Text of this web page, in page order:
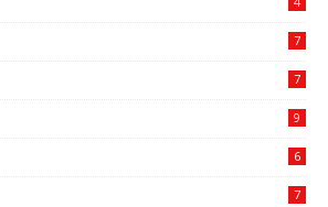
7
7
9
6
7